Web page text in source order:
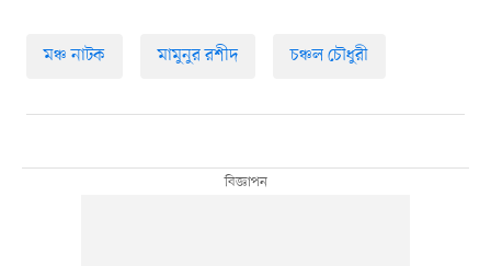
মঞ্চ নাটক মামুনুর রশীদ চঞ্চল চৌধুরী